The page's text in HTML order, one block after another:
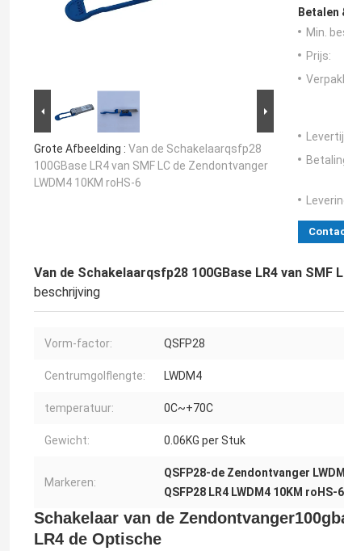
Grote Afbeelding : Van de Schakelaarqsfp28
100GBase LR4 van SMF LC de Zendontvanger
LWDM4 10KM roHS-6
Betalen
Min.
Prijs:
Van de Schakelaarqsfp28 100GBase LR4 van SMF
beschrijving
Vorm-factor: QSFP28
Centrumgolflengte: LWDM4
temperatuur: 0C~+70C
Gewicht: 0.06KG per Stuk
Markeren:
QSFP28-de Zendontvanger
QSFP28 LR4 LWDM4 10KM roHS-6
Schakelaar van de
LR4 de Optische